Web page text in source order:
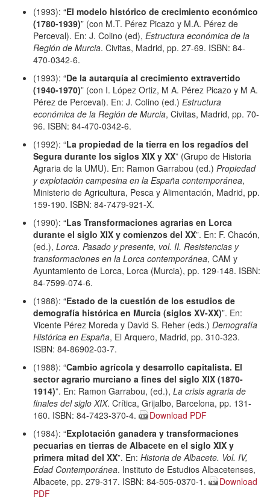
(1993): “El modelo histórico de crecimiento económico
(1780-1939)” (con M.T. Pérez Picazo y M.A. Pérez de
Perceval). En: J. Colino (ed), Estructura económica de la
Región de Murcia. Civitas, Madrid, pp. 27-69. ISBN: 84-
470-0342-6.
(1993): “De la autarquía al crecimiento extravertido
(1940-1970)” (con I. López Ortiz, M A. Pérez Picazo y M A.
Pérez de Perceval). En: J. Colino (ed.) Estructura
económica de la Región de Murcia, Civitas, Madrid, pp. 70-
96. ISBN: 84-470-0342-6.
(1992): “La propiedad de la tierra en los regadíos del
Segura durante los siglos XIX y XX” (Grupo de Historia
Agraria de la UMU). En: Ramon Garrabou (ed.) Propiedad
y explotación campesina en la España contemporánea,
Ministerio de Agricultura, Pesca y Alimentación, Madrid, pp.
159-190. ISBN: 84-7479-921-X.
(1990): “Las Transformaciones agrarias en Lorca
durante el siglo XIX y comienzos del XX”. En: F. Chacón,
(ed.), Lorca. Pasado y presente, vol. II. Resistencias y
transformaciones en la Lorca contemporánea, CAM y
Ayuntamiento de Lorca, Lorca (Murcia), pp. 129-148. ISBN:
84-7599-074-6.
(1988): “Estado de la cuestión de los estudios de
demografía histórica en Murcia (siglos XV-XX)”. En:
Vicente Pérez Moreda y David S. Reher (eds.) Demografía
Histórica en España, El Arquero, Madrid, pp. 310-323.
ISBN: 84-86902-03-7.
(1988): “Cambio agrícola y desarrollo capitalista. El
sector agrario murciano a fines del siglo XIX (1870-
1914)”. En: Ramon Garrabou, (ed.), La crisis agraria de
finales del siglo XIX. Crítica, Grijalbo, Barcelona, pp. 131-
160. ISBN: 84-7423-370-4.
Download PDF
(1984): “Explotación ganadera y transformaciones
pecuarias en tierras de Albacete en el siglo XIX y
primera mitad del XX”. En: Historia de Albacete. Vol. IV,
Edad Contemporánea. Instituto de Estudios Albacetenses,
Albacete, pp. 279-317. ISBN: 84-505-0370-1.
Download
PDF